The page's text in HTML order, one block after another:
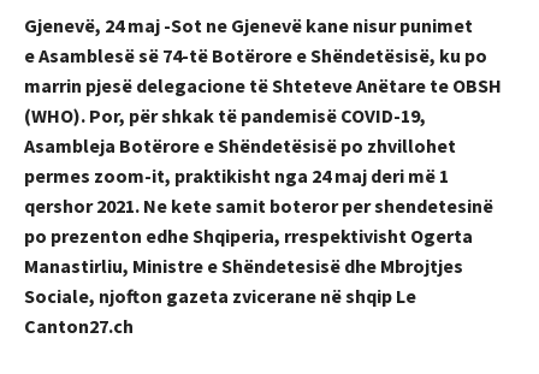
Gjenevë, 24 maj -Sot ne Gjenevë kane nisur punimet
e Asamblesë së 74-të Botërore e Shëndetësisë, ku po
marrin pjesë delegacione të Shteteve Anëtare te OBSH
(WHO). Por, për shkak të pandemisë COVID-19,
Asambleja Botërore e Shëndetësisë po zhvillohet
permes zoom-it, praktikisht nga 24 maj deri më 1
qershor 2021. Ne kete samit boteror per shendetesinë
po prezenton edhe Shqiperia, rrespektivisht Ogerta
Manastirliu, Ministre e Shëndetesisë dhe Mbrojtjes
Sociale, njofton gazeta zvicerane në shqip Le
Canton27.ch